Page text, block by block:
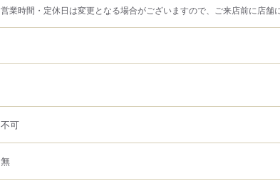
営業時間・定休日は変更となる場合がございますので、ご来店前に店舗
不可
無